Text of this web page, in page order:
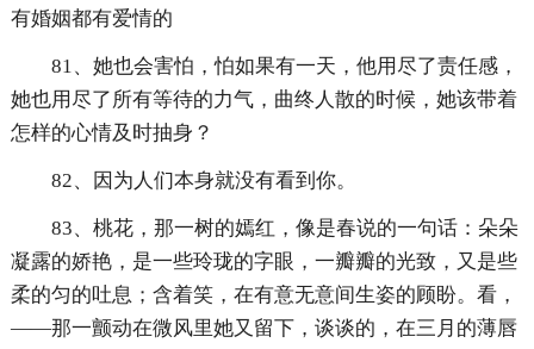
有婚姻都有爱情的
81、她也会害怕，怕如果有一天，他用尽了责任感，
她也用尽了所有等待的力气，曲终人散的时候，她该带着
怎样的心情及时抽身？
82、因为人们本身就没有看到你。
83、桃花，那一树的嫣红，像是春说的一句话：朵朵
凝露的娇艳，是一些玲珑的字眼，一瓣瓣的光致，又是些
柔的匀的吐息；含着笑，在有意无意间生姿的顾盼。看，
——那一颤动在微风里她又留下，谈谈的，在三月的薄唇